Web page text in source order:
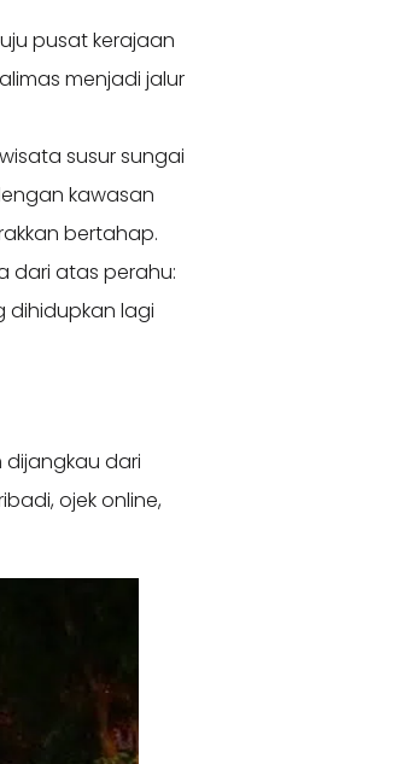
pusat kerajaan
menjadi jalur
susur sungai
kawasan
bertahap.
dari atas perahu:
dihidupkan lagi
dijangkau dari
ojek online,